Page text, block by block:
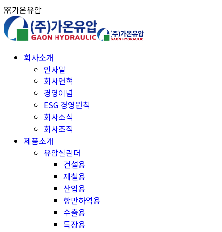
Skip
to
content
㈜가온유압
회사소개
인사말
회사연혁
경영이념
ESG 경영원칙
회사소식
회사조직
제품소개
유압실린더
건설용
제철용
산업용
항만하역용
수출용
특장용